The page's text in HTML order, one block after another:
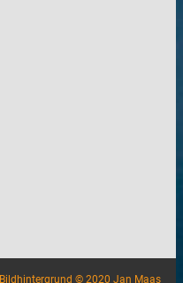
Bildhintergrund © 2020 Jan Maas